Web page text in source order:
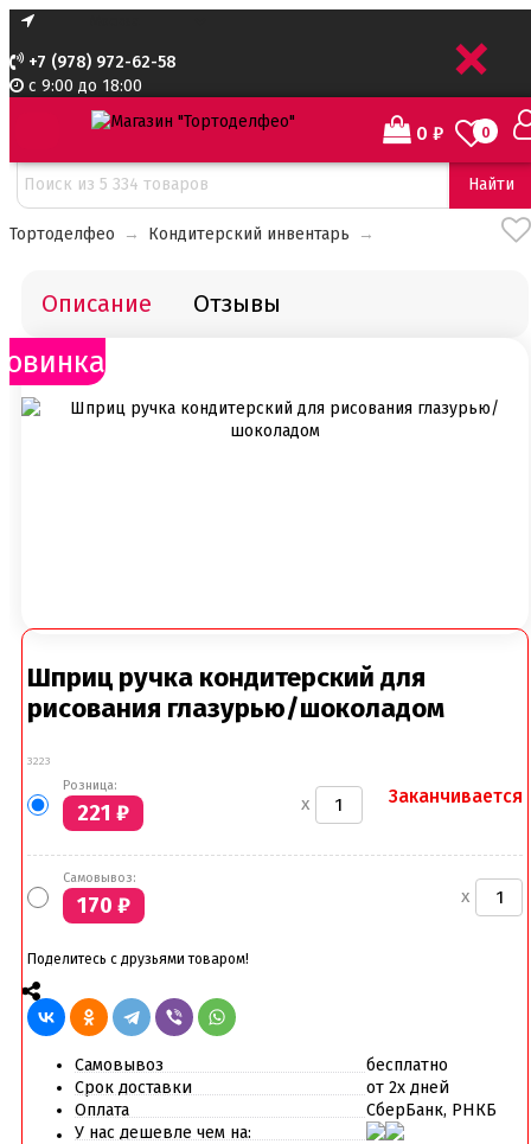
+7 (978) 972-62-58
с 9:00 до 18:00
0
0 ₽
Найти
Тортоделфео → Кондитерский инвентарь →
Описание Отзывы
Шприц ручка кондитерский для
рисования глазурью/шоколадом
3223
Заканчивается
Розница:
221 ₽ x
Самовывоз:
170 ₽ x
Поделитесь с друзьями товаром!
Самовывоз
бесплатно
Срок доставки
от 2х дней
Оплата
СберБанк, РНКБ
У нас дешевле чем на:
+